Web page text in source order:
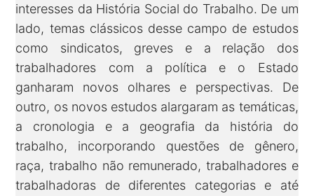
interesses da História Social do Trabalho. De um
lado, temas clássicos desse campo de estudos
como sindicatos, greves e a relação dos
trabalhadores com a política e o Estado
ganharam novos olhares e perspectivas. De
outro, os novos estudos alargaram as temáticas,
a cronologia e a geografia da história do
trabalho, incorporando questões de gênero,
raça, trabalho não remunerado, trabalhadores e
trabalhadoras de diferentes categorias e até